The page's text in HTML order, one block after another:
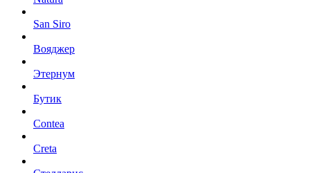
San Siro
Вояджер
Этернум
Бутик
Contea
Creta